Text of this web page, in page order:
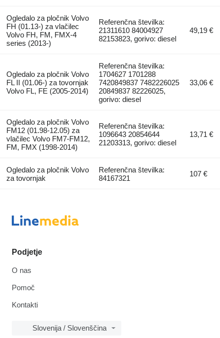
Ogledalo za pločnik Volvo
FH (01.13-) za vlačilec
Volvo FH, FM, FMX-4
series (2013-)
Referenčna številka:
21311610 84004927
82153823, gorivo: diesel
49,19 €
Ogledalo za pločnik Volvo
FL II (01.06-) za tovornjak
Volvo FL, FE (2005-2014)
Referenčna številka:
1704627 1701288
7420849837 7482226025
20849837 82226025,
gorivo: diesel
33,06 €
Ogledalo za pločnik Volvo
FM12 (01.98-12.05) za
vlačilec Volvo FM7-FM12,
FM, FMX (1998-2014)
Referenčna številka:
1096643 20854644
21203313, gorivo: diesel
13,71 €
Ogledalo za pločnik Volvo
za tovornjak
Referenčna številka:
84167321
107 €
Podjetje
O nas
Pomoč
Kontakti
Slovenija / Slovenščina